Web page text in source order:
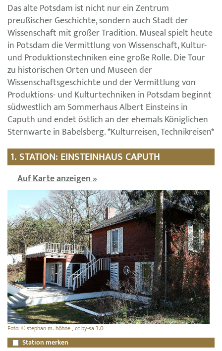
Das alte Potsdam ist nicht nur ein Zentrum
preußischer Geschichte, sondern auch Stadt der
Wissenschaft mit großer Tradition. Museal spielt heute
in Potsdam die Vermittlung von Wissenschaft, Kultur-
und Produktionstechniken eine große Rolle. Die Tour
zu historischen Orten und Museen der
Wissenschaftsgeschichte und der Vermittlung von
Produktions- und Kulturtechniken in Potsdam beginnt
südwestlich am Sommerhaus Albert Einsteins in
Caputh und endet östlich an der ehemals Königlichen
Sternwarte in Babelsberg. *Kulturreisen, Technikreisen*
1. STATION: EINSTEINHAUS CAPUTH
Auf Karte anzeigen »
Foto: © stephan m. höhne , cc by-sa 3.0
Station merken